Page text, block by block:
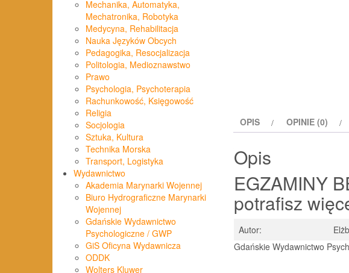
Mechanika, Automatyka,
Mechatronika, Robotyka
Medycyna, Rehabilitacja
Nauka Języków Obcych
Pedagogika, Resocjalizacja
Politologia, Medioznawstwo
Prawo
Psychologia, Psychoterapia
Rachunkowość, Księgowość
Religia
Socjologia
Sztuka, Kultura
Technika Morska
Transport, Logistyka
Wydawnictwo
Akademia Marynarki Wojennej
Biuro Hydrograficzne Marynarki
Wojennej
Gdańskie Wydawnictwo
Psychologiczne / GWP
GiS Oficyna Wydawnicza
ODDK
Wolters Kluwer
OPIS OPINIE (0)
Opis
EGZAMINY
potrafisz
Autor:
Gdańskie Wydawnictwo